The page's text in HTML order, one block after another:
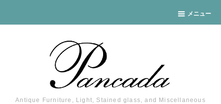
メニュー
Antique Furniture, Light, Stained glass, and Miscellaneous